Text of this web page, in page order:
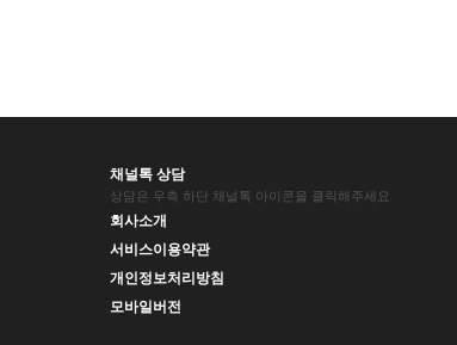
채널톡 상담
상담은 우측 하단 채널톡 아이콘을 클릭해주세요
회사소개
서비스이용약관
개인정보처리방침
모바일버전